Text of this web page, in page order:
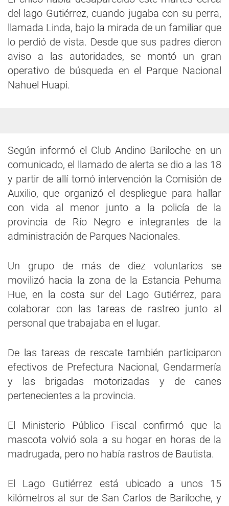
del lago Gutiérrez, cuando jugaba con su perra,
llamada Linda, bajo la mirada de un familiar que
lo perdió de vista. Desde que sus padres dieron
aviso a las autoridades, se montó un gran
operativo de búsqueda en el Parque Nacional
Nahuel Huapi.
Según informó el Club Andino Bariloche en un
comunicado, el llamado de alerta se dio a las 18
y partir de allí tomó intervención la Comisión de
Auxilio, que organizó el despliegue para hallar
con vida al menor junto a la policía de la
provincia de Río Negro e integrantes de la
administración de Parques Nacionales.
Un grupo de más de diez voluntarios se
movilizó hacia la zona de la Estancia Pehuma
Hue, en la costa sur del Lago Gutiérrez, para
colaborar con las tareas de rastreo junto al
personal que trabajaba en el lugar.
De las tareas de rescate también participaron
efectivos de Prefectura Nacional, Gendarmería
y las brigadas motorizadas y de canes
pertenecientes a la provincia.
El Ministerio Público Fiscal confirmó que la
mascota volvió sola a su hogar en horas de la
madrugada, pero no había rastros de Bautista.
El Lago Gutiérrez está ubicado a unos 15
kilómetros al sur de San Carlos de Bariloche, y